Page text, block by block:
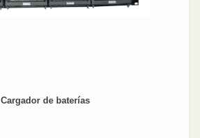
Cargador de baterías